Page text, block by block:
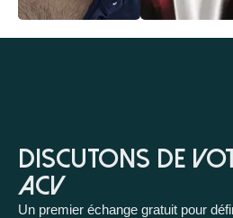
Discutons de
ACV
Un premier échange gratuit pour